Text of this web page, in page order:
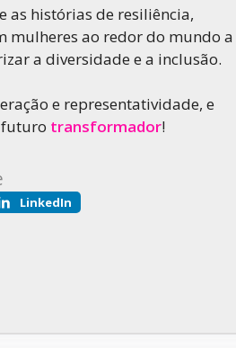
as histórias de resiliência,
mulheres ao redor do mundo a
a diversidade e a inclusão.
e representatividade, e
futuro transformador!
LinkedIn